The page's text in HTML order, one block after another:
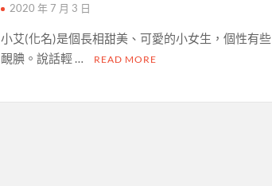
2020 年 7 月 3 日
小艾(化名)是個長相甜美、可愛的小女生，個性有些
靦腆。說話輕 …
READ MORE